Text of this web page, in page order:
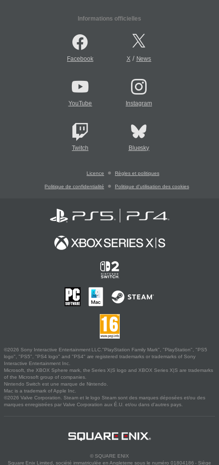
Informations officielles
Facebook X/ News
YouTube Instagram
Twitch Bluesky
Licence Règles et politiques
Politique de confidentialité Politique d'utilisation des cookies
©2026 Sony Interactive Entertainment LLC."PlayStation Family Mark", "PlayStation", "PS5
logo", "PS5", "PS4 logo" and "PS4" are registered trademarks or trademarks of Sony
Interactive Entertainment Inc.
Microsoft, the XBOX Sphere mark, the Series X|S logo and XBOX Series X|S are trademarks
of the Microsoft group of companies.
Nintendo Switch est une marque de Nintendo.
Mac is a trademark of Apple Inc.
©2026 Valve Corporation. Steam et le logo Steam sont des marques déposées et/ou des
marques enregistrées par Valve Corporation aux É.U. et/ou dans d'autres pays.
© SQUARE ENIX
Square Enix Limited, société immatriculée en Angleterre sous le numéro 01804186 - Siège